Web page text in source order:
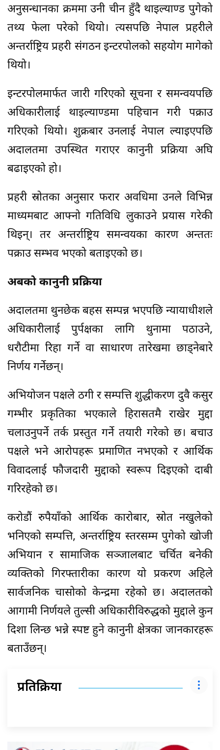
अनुसन्धानका क्रममा उनी चीन हुँदै थाइल्याण्ड पुगेको
तथ्य फेला परेको थियो। त्यसपछि नेपाल प्रहरीले
अन्तर्राष्ट्रिय प्रहरी संगठन इन्टरपोलको सहयोग मागेको
थियो।
इन्टरपोलमार्फत जारी गरिएको सूचना र समन्वयपछि
अधिकारीलाई थाइल्याण्डमा पहिचान गरी पक्राउ
गरिएको थियो। शुक्रबार उनलाई नेपाल ल्याइएपछि
अदालतमा उपस्थित गराएर कानुनी प्रक्रिया अघि
बढाइएको हो।
प्रहरी स्रोतका अनुसार फरार अवधिमा उनले विभिन्न
माध्यमबाट आफ्नो गतिविधि लुकाउने प्रयास गरेकी
थिइन्। तर अन्तर्राष्ट्रिय समन्वयका कारण अन्ततः
पक्राउ सम्भव भएको बताइएको छ।
अबको कानुनी प्रक्रिया
अदालतमा थुनछेक बहस सम्पन्न भएपछि न्यायाधीशले
अधिकारीलाई पुर्पक्षका लागि थुनामा पठाउने,
धरौटीमा रिहा गर्ने वा साधारण तारेखमा छाड्नेबारे
निर्णय गर्नेछन्।
अभियोजन पक्षले ठगी र सम्पत्ति शुद्धीकरण दुवै कसुर
गम्भीर प्रकृतिका भएकाले हिरासतमै राखेर मुद्दा
चलाउनुपर्ने तर्क प्रस्तुत गर्ने तयारी गरेको छ। बचाउ
पक्षले भने आरोपहरू प्रमाणित नभएको र आर्थिक
विवादलाई फौजदारी मुद्दाको स्वरूप दिइएको दाबी
गरिरहेको छ।
करोडौं रुपैयाँको आर्थिक कारोबार, स्रोत नखुलेको
भनिएको सम्पत्ति, अन्तर्राष्ट्रिय स्तरसम्म पुगेको खोजी
अभियान र सामाजिक सञ्जालबाट चर्चित बनेकी
व्यक्तिको गिरफ्तारीका कारण यो प्रकरण अहिले
सार्वजनिक चासोको केन्द्रमा रहेको छ। अदालतको
आगामी निर्णयले तुल्सी अधिकारीविरुद्धको मुद्दाले कुन
दिशा लिन्छ भन्ने स्पष्ट हुने कानुनी क्षेत्रका जानकारहरू
बताउँछन्।
प्रतिक्रिया